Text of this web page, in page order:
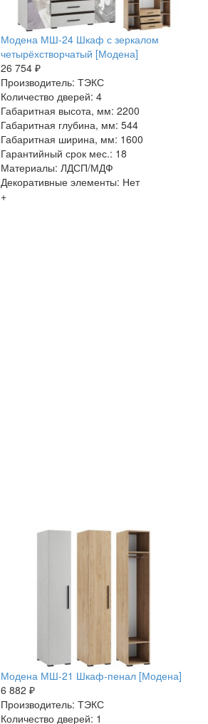
Модена МШ-24 Шкаф с зеркалом
четырёхстворчатый [Модена]
26 754 ₽
Производитель: ТЭКС
Количество дверей: 4
Габаритная высота, мм: 2200
Габаритная глубина, мм: 544
Габаритная ширина, мм: 1600
Гарантийный срок мес.: 18
Материалы: ЛДСП/МДФ
Декоративные элементы: Нет
+
Модена МШ-21 Шкаф-пенал [Модена]
6 882 ₽
Производитель: ТЭКС
Количество дверей: 1